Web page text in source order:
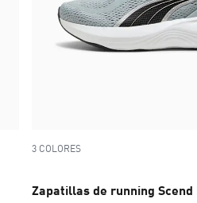
3 COLORES
Zapatillas de running Scend